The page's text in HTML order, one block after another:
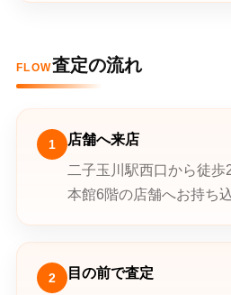
FLOW査定の流れ
1
店舗へ来店
二子玉川駅西口から徒
本館6階の店舗へお持ち
2 目の前で査定